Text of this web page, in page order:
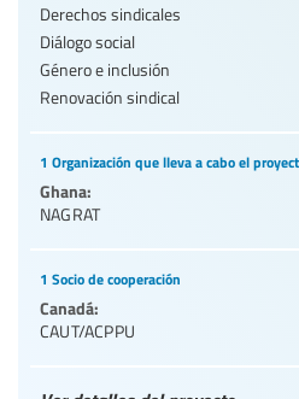
Derechos sindicales
Diálogo social
Género e inclusión
Renovación sindical
1 Organización que lleva a cabo el
Ghana:
NAGRAT
1 Socio de cooperación
Canadá:
CAUT/ACPPU